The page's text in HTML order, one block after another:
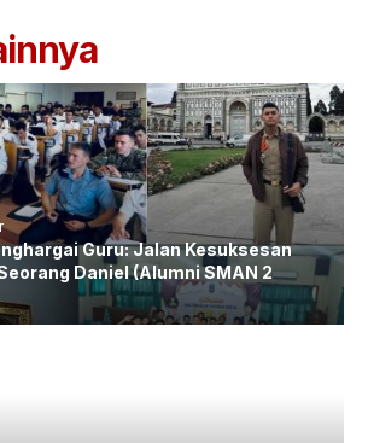
Guru: Jalan Kesuksesan
Daniel (Alumni SMAN 2